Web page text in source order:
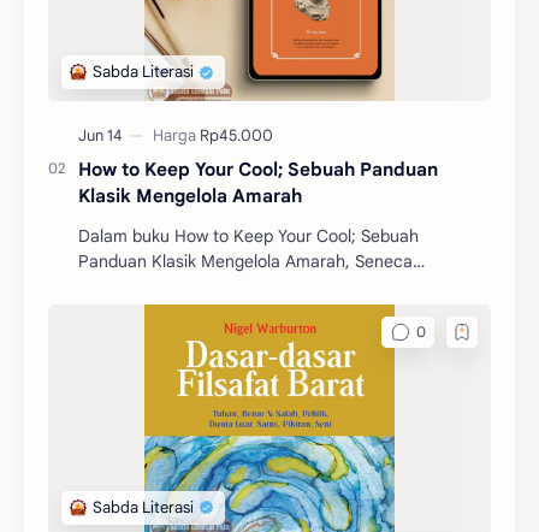
How to Keep Your Cool; Sebuah Panduan
Klasik Mengelola Amarah
Dalam buku How to Keep Your Cool; Sebuah
Panduan Klasik Mengelola Amarah, Seneca
mengelola emosi, khus